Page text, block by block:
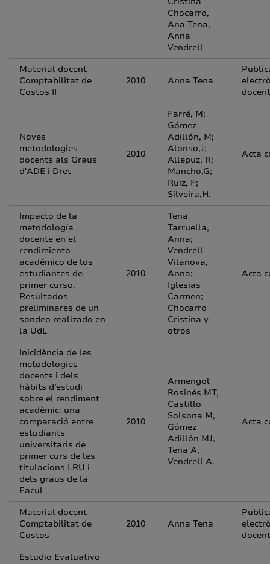
Chocarro,
Ana Tena,
Anna
Vendrell
Material docent
Comptabilitat de
Costos II
2010 Anna Tena
docent
Noves
metodologies
docents als Graus
d'ADE i Dret
2010
Farré, M;
Gómez
Adillón, M;
Alonso,J;
Allepuz, R;
Mancho,G;
Ruiz, F;
Silveira,H.
Acta
Impacto de la
metodología
docente en el
rendimiento
académico de los
estudiantes de
primer curso.
Resultados
preliminares de un
sondeo realizado en
la UdL
2010
Tena
Tarruella,
Anna;
Vendrell
Vilanova,
Anna;
Iglesias
Carmen;
Chocarro
Cristina y
otros
Acta
Inicidència de les
metodologies
docents i dels
hàbits d’estudi
sobre el rendiment
acadèmic: una
comparació entre
estudiants
universitaris de
primer curs de les
titulacions LRU i
dels graus de la
Facul
2010
Armengol
Rosinés MT,
Castillo
Solsona M,
Gómez
Adillón MJ,
Tena A,
Vendrell A.
Acta
Material docent
Comptabilitat de
Costos
2010 Anna Tena
docent
Estudio Evaluativo